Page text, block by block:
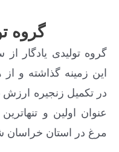
گروه
این زمینه گذاشته و
در تکمیل زنجیره ارزش
عنوان اولین و
مرغ در استان خراسان